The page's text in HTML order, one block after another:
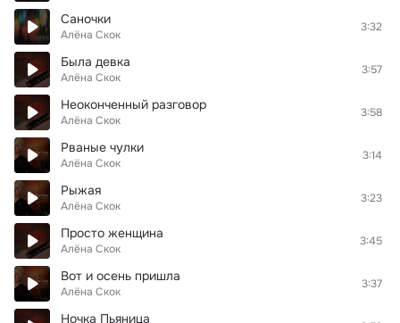
Саночки
Алёна Скок
3:32
Была девка
Алёна Скок
3:57
Неоконченный разговор
Алёна Скок
3:58
Рваные чулки
Алёна Скок
3:14
Рыжая
Алёна Скок
3:23
Просто женщина
Алёна Скок
3:45
Вот и осень пришла
Алёна Скок
3:37
Ночка Пьяница